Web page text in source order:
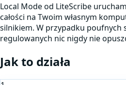
Local Mode od LiteScribe
całości na Twoim własnym
silnikiem. W przypadku poufnych
regulowanych nic nigdy nie
Jak to działa